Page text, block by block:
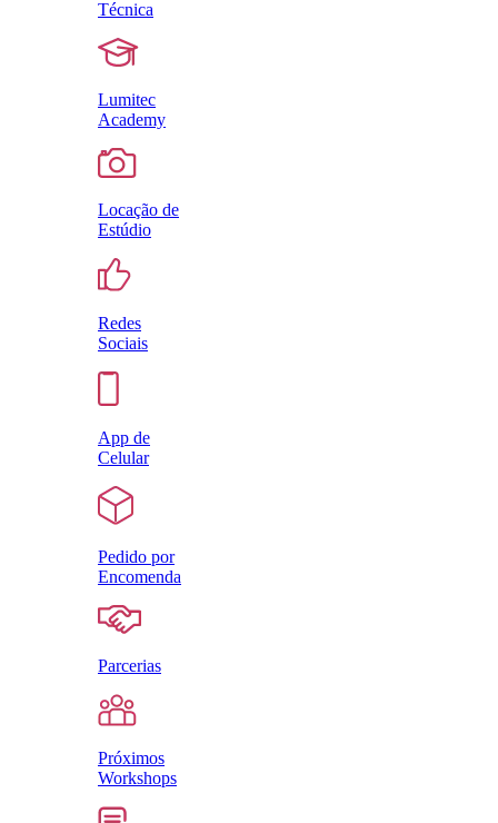
Técnica
Lumitec
Academy
Locação de
Estúdio
Redes
Sociais
App de
Celular
Pedido por
Encomenda
Parcerias
Próximos
Workshops